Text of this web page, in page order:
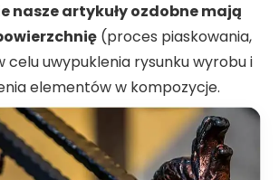
nasze artykuły ozdobne mają
(proces piaskowania,
celu uwypuklenia rysunku wyrobu i
elementów w kompozycje.